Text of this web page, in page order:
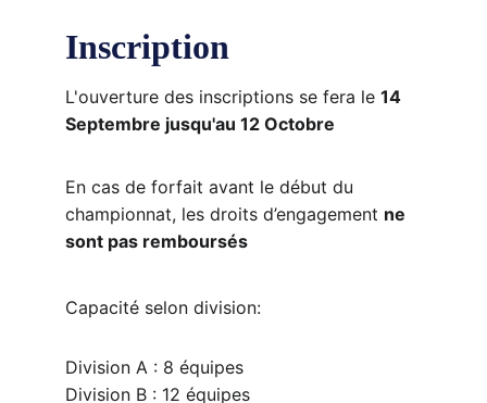
Inscription
L'ouverture des inscriptions se fera le 14
Septembre jusqu'au 12 Octobre
En cas de forfait avant le début du
championnat, les droits d’engagement ne
sont pas remboursés
Capacité selon division:
Division A : 8 équipes
Division B : 12 équipes